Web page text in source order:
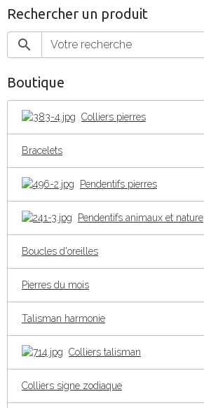
Rechercher un produit
Boutique
Colliers pierres
Bracelets
Pendentifs pierres
Pendentifs animaux et nature
Boucles d'oreilles
Pierres du mois
Talisman harmonie
Colliers talisman
Colliers signe zodiaque